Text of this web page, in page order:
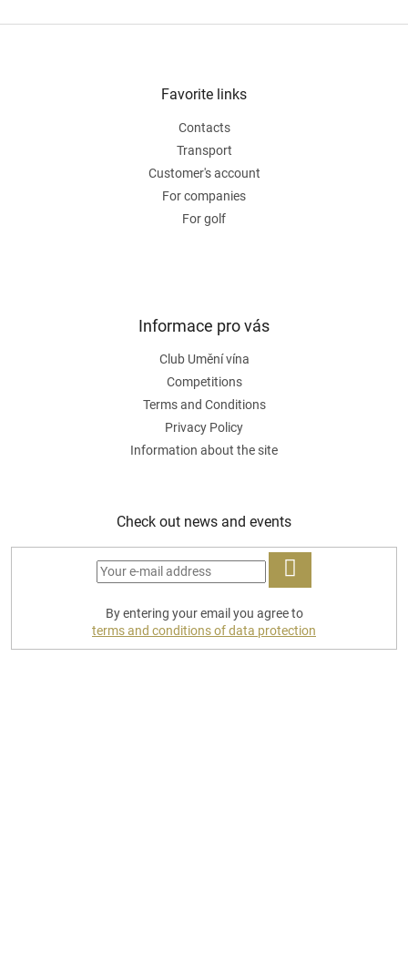
Favorite links
Contacts
Transport
Customer's account
For companies
For golf
Informace pro vás
Club Umění vína
Competitions
Terms and Conditions
Privacy Policy
Information about the site
Check out news and events
LOG
IN
By entering your email you agree to
terms and conditions of data protection